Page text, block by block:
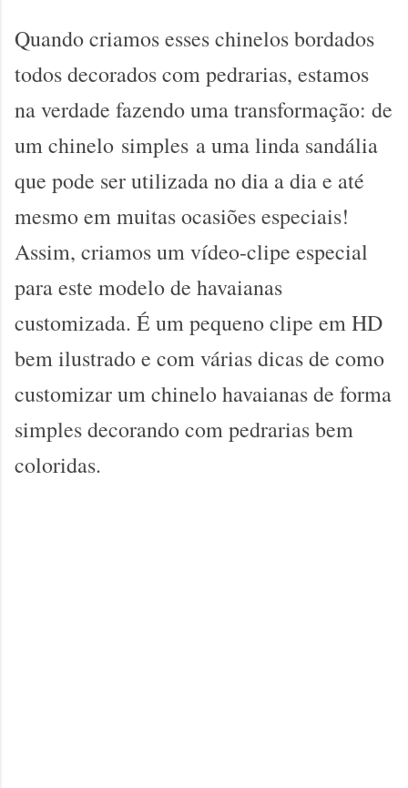
Quando criamos esses chinelos bordados
todos decorados com pedrarias, estamos
na verdade fazendo uma transformação: de
um chinelo simples a uma linda sandália
que pode ser utilizada no dia a dia e até
mesmo em muitas ocasiões especiais!
Assim, criamos um vídeo-clipe especial
para este modelo de havaianas
customizada. É um pequeno clipe em HD
bem ilustrado e com várias dicas de como
customizar um chinelo havaianas de forma
simples decorando com pedrarias bem
coloridas.